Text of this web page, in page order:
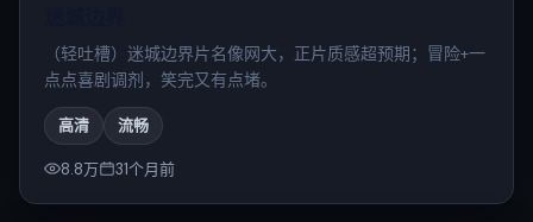
（轻吐槽）迷城边界片名像网大，正片质感超预期；冒险+一
点点喜剧调剂，笑完又有点堵。
高清 流畅
8.8万 31个月前